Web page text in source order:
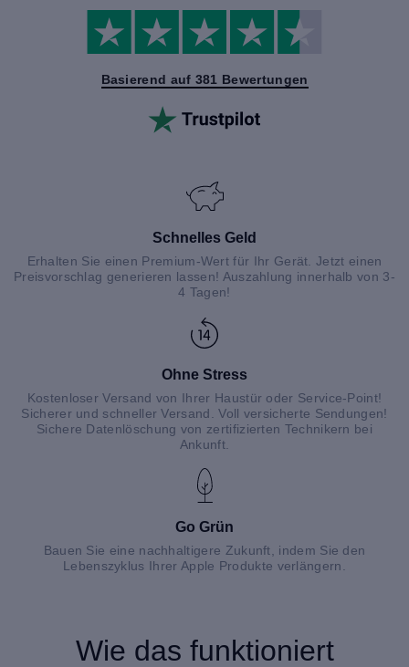
Basierend auf 381 Bewertungen
Schnelles Geld
Erhalten Sie einen Premium-Wert für Ihr Gerät. Jetzt einen
Preisvorschlag generieren lassen! Auszahlung innerhalb von 3-
4 Tagen!
Ohne Stress
Kostenloser Versand von Ihrer Haustür oder Service-Point!
Sicherer und schneller Versand. Voll versicherte Sendungen!
Sichere Datenlöschung von zertifizierten Technikern bei
Ankunft.
Go Grün
Bauen Sie eine nachhaltigere Zukunft, indem Sie den
Lebenszyklus Ihrer Apple Produkte verlängern.
Wie das funktioniert